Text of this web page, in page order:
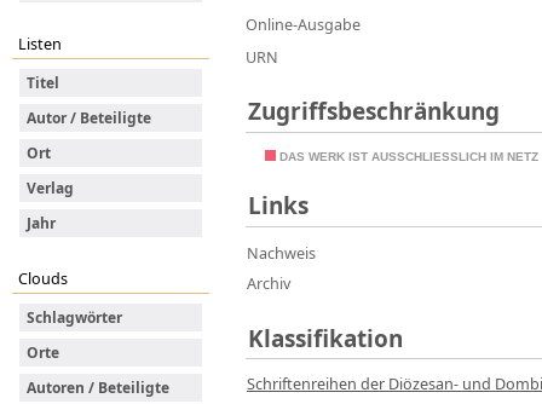
Listen
Titel
Autor / Beteiligte
Ort
Verlag
Jahr
Clouds
Schlagwörter
Orte
Autoren / Beteiligte
Online-Ausgabe
URN
Zugriffsbeschränkung
DAS WERK IST AUSSCHLIESSLICH IM
Links
Nachweis
Archiv
Klassifikation
Schriftenreihen der Diözesan- und